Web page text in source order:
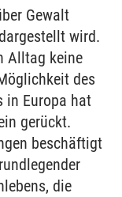
Gewalt
wird.
Alltag keine
des
in Europa hat
gerückt.
beschäftigt
die